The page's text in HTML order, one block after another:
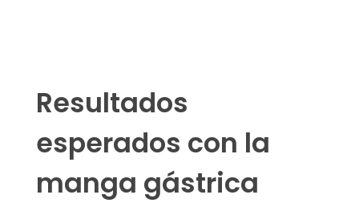
Resultados
esperados con la
manga gástrica